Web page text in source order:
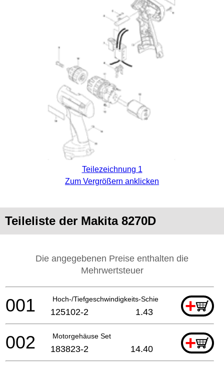
Teilezeichnung 1
Zum Vergrößern anklicken
Teileliste der Makita 8270D
Die angegebenen Preise enthalten die
Mehrwertsteuer
Hoch-/Tiefgeschwindigkeits-Schieberegler+
001 125102-2 1.43
Motorgehäuse Set +
002 183823-2 14.40